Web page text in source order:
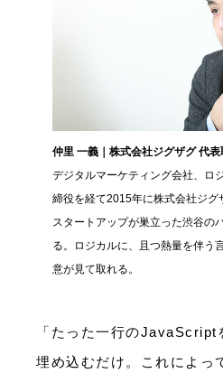
仲里 一義｜株式会社ジグザグ 代表
デジタルマーケティング会社、ロ
締役を経て2015年に株式会社ジグ
スタートアップが巣立った渋谷の
る。ロジカルに、且つ熱量を伴う
意が見て取れる。
「たった一行のJavaScript
埋め込むだけ。これによっ